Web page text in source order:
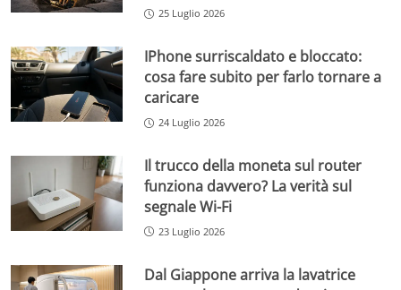
25 Luglio 2026
IPhone surriscaldato e bloccato:
cosa fare subito per farlo tornare a
caricare
24 Luglio 2026
Il trucco della moneta sul router
funziona davvero? La verità sul
segnale Wi-Fi
23 Luglio 2026
Dal Giappone arriva la lavatrice